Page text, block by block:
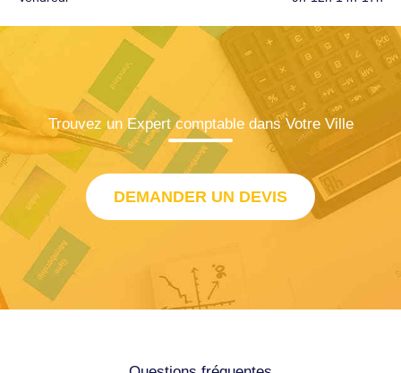
Trouvez un Expert comptable dans Votre Ville
DEMANDER UN DEVIS